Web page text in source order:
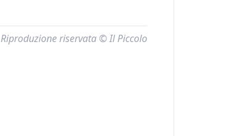
Riproduzione riservata © Il Piccolo